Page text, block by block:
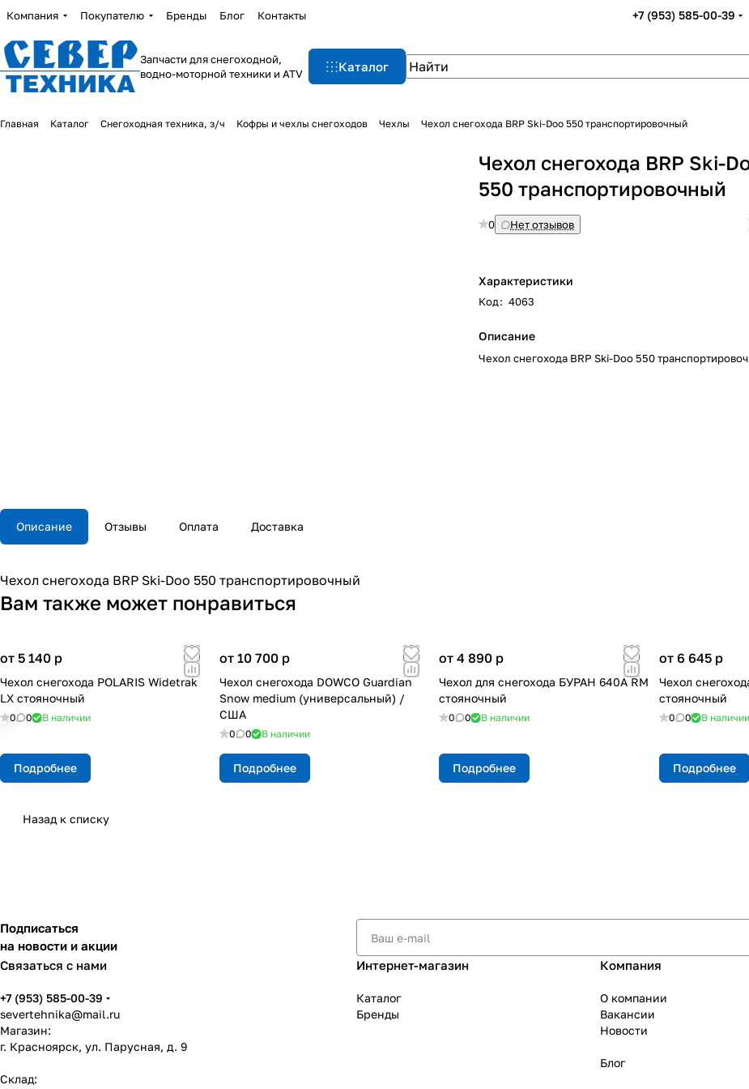
Компания Покупателю Бренды Блог Контакты +7 (953) 585-00-39
Запчасти для снегоходной,
водно-моторной техники и ATV
Каталог
Главная Каталог Снегоходная техника, з/ч Кофры и чехлы снегоходов Чехлы Чехол снегохода BRP Ski-Doo 550 транспортировочный
Чехол снегохода BRP Ski-
550 транспортировочный
0 Нет отзывов
Характеристики
Код: 4063
Описание
Чехол снегохода BRP Ski-Doo 550
Описание Отзывы Оплата Доставка
Чехол снегохода BRP Ski-Doo 550 транспортировочный
Вам также может понравиться
от 5 140 p
Чехол снегохода POLARIS Widetrak
LX стояночный
0 0 В наличии
Подробнее
от 10 700 p
Чехол снегохода DOWCO Guardian
Snow medium (универсальный) /
США
0 0 В наличии
Подробнее
от 4 890 p
Чехол для снегохода БУРАН 640А RM
стояночный
0 0 В наличии
Подробнее
от 6 645 p
Чехол
стояночный
0 0 В наличии
Подробнее
Назад к списку
Подписаться
на новости и акции
Связаться с нами
+7 (953) 585-00-39
severtehnika@mail.ru
Магазин:
г. Красноярск, ул. Парусная, д. 9
Склад:
Интернет-магазин
Каталог
Бренды
Компания
О компании
Вакансии
Новости
Блог